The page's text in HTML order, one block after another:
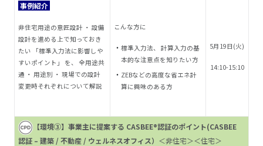
事例紹介
非住宅用途の意匠設計 ・ 設備
設計を進める上で知っておき
たい 「標準入力法に影響しや
すいポイント」 を、 全用途共
通 ・ 用途別 ・ 現場での設計
変更時それぞれについて解説
こんな方に
標準入力法、 計算入力の基
本的な注意点を知りたい方
ZEBなどの高度な省エネ計
算に興味のある方
5月19日(火)
14:10-15:10
【環境③】事業主に提案する CASBEE®認証のポイント(CASBEE
認証 – 建築 / 不動産 / ウェルネスオフィス） ＜非住宅＞＜住宅＞